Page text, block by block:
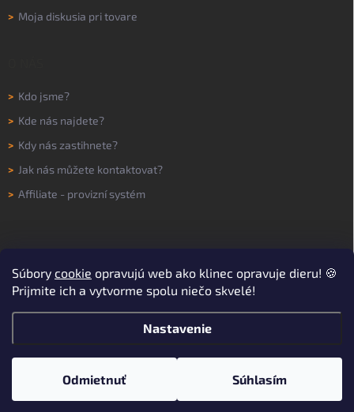
Súbory cookie opravujú web ako klinec opravuje dieru! 🍪
Prijmite ich a vytvorme spolu niečo skvelé!
Nastavenie
Odmietnuť Súhlasím
> Moja diskusia pri tovare
> Kdo jsme?
> Kde nás najdete?
> Kdy nás zastihnete?
> Jak nás můžete kontaktovat?
> Affiliate - provizní systém
Vytvoril Shoptet
Copyright 2026WORKNOW. Všetky práva vyhradené.Upraviť nastavenie